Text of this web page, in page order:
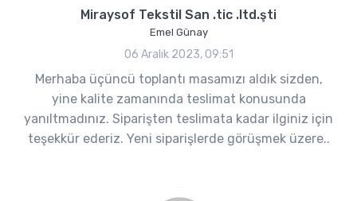
Miraysof Tekstil San .tic .ltd.şti
Emel Günay
06 Aralık 2023, 09:51
Merhaba üçüncü toplantı masamızı aldık sizden,
yine kalite zamanında teslimat konusunda
yanıltmadınız. Siparişten teslimata kadar ilginiz için
teşekkür ederiz. Yeni siparişlerde görüşmek üzere..